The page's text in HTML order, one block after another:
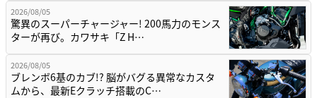
2026/08/05
驚異のスーパーチャージャー! 200馬力のモンス
ターが再び。カワサキ「Z H…
2026/08/05
ブレンボ6基のカブ!? 脳がバグる異常なカスタ
ムから、最新Eクラッチ搭載のC…